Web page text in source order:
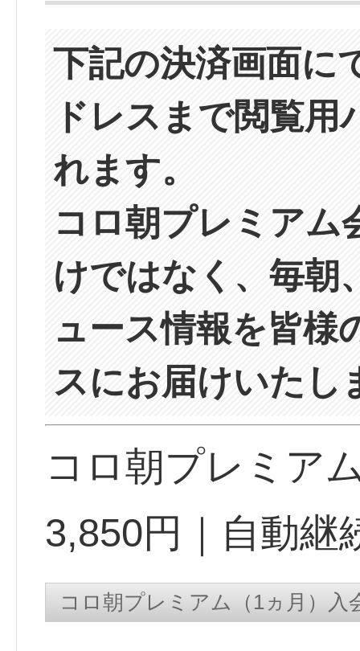
下記の決済画面に
ドレスまで閲覧
れます。
コロ朝プレミアム
けではなく、毎朝
ュース情報を皆様
スにお届けいたし
コロ朝プレミ
3,850円｜自動継